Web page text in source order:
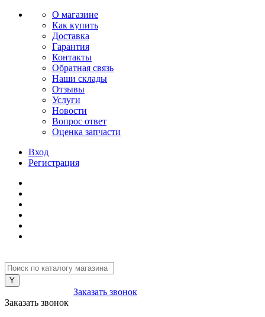
О магазине
Как купить
Доставка
Гарантия
Контакты
Обратная связь
Наши склады
Отзывы
Услуги
Новости
Вопрос ответ
Оценка запчасти
Вход
Регистрация
Заказать звонок
Заказать звонок